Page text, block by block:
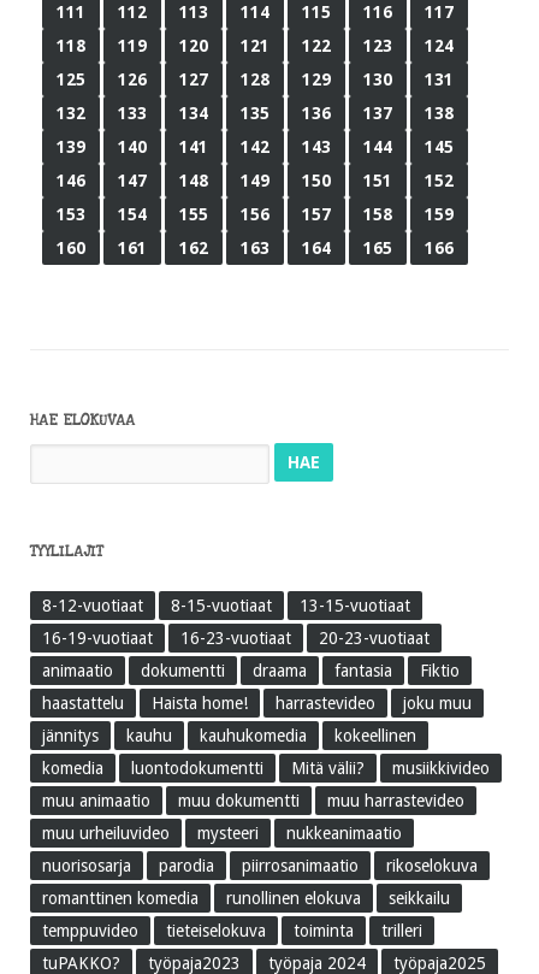
111
112 113 114 115 116
117
118
119 120 121 122 123
124
125
126 127 128 129 130
131
132
133 134 135 136 137
138
139
140 141 142 143 144
145
146
147 148 149 150 151
152
153
154 155 156 157 158
159
160
161 162 163 164 165 166
HAE ELOKUVAA
TYYLILAJIT
8-12-vuotiaat 8-15-vuotiaat
13-15-vuotiaat
16-19-vuotiaat
16-23-vuotiaat
20-23-vuotiaat
animaatio
dokumentti draama fantasia
Fiktio
haastattelu
Haista home! harrastevideo
joku muu
jännitys
kauhu kauhukomedia
kokeellinen
komedia
luontodokumentti Mitä välii?
musiikkivideo
muu animaatio
muu dokumentti
muu harrastevideo
muu urheiluvideo
mysteeri
nukkeanimaatio
nuorisosarja
parodia piirrosanimaatio
rikoselokuva
romanttinen komedia
runollinen elokuva
seikkailu
temppuvideo
tieteiselokuva toiminta
trilleri
tuPAKKO?
työpaja2023 työpaja 2024
työpaja2025